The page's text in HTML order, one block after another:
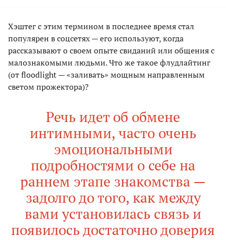
Хэштег с этим термином в последнее время стал
популярен в соцсетях — его используют, когда
рассказывают о своем опыте свиданий или общения с
малознакомыми людьми. Что же такое флудлайтинг
(от floodlight — «заливать» мощным направленным
светом прожектора)?
Речь идет об обмене
интимными, часто очень
эмоциональными
подробностями о себе на
раннем этапе знакомства —
задолго до того, как между
вами установилась связь и
появилось достаточно доверия